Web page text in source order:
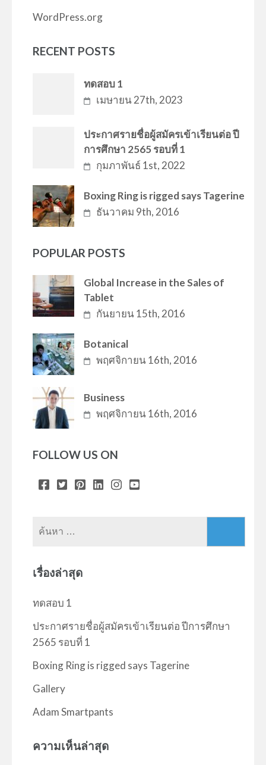
WordPress.org
RECENT POSTS
ทดสอบ 1
เมษายน 27th, 2023
ประกาศรายชื่อผู้สมัครเข้าเรียนต่อ ปี
การศึกษา 2565 รอบที่ 1
กุมภาพันธ์ 1st, 2022
Boxing Ring is rigged says Tagerine
ธันวาคม 9th, 2016
POPULAR POSTS
Global Increase in the Sales of
Tablet
กันยายน 15th, 2016
Botanical
พฤศจิกายน 16th, 2016
Business
พฤศจิกายน 16th, 2016
FOLLOW US ON
เรื่องล่าสุด
ทดสอบ 1
ประกาศรายชื่อผู้สมัครเข้าเรียนต่อ ปีการศึกษา
2565 รอบที่ 1
Boxing Ring is rigged says Tagerine
Gallery
Adam Smartpants
ความเห็นล่าสุด